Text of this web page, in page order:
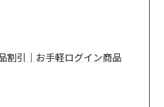
割引｜お手軽ログイン商品